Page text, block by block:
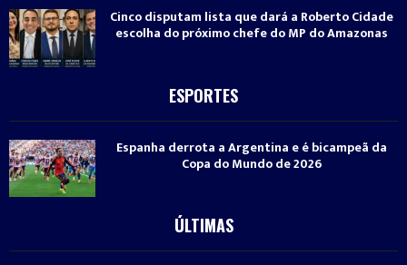
Cinco disputam lista que dará a Roberto Cidade
escolha do próximo chefe do MP do Amazonas
ESPORTES
Espanha derrota a Argentina e é bicampeã da
Copa do Mundo de 2026
ÚLTIMAS